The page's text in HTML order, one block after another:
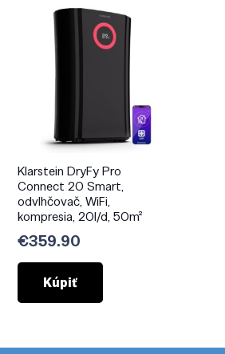
Klarstein DryFy Pro
Connect 20 Smart,
odvlhčovač, WiFi,
kompresia, 20l/d, 50m²
€359.90
Kúpiť